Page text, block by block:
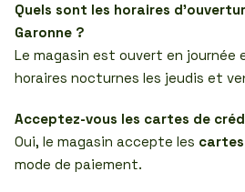
Quels sont les horaires
Garonne ?
Le magasin est ouvert en journée
horaires nocturnes les jeudis et
Acceptez-vous les cartes de
Oui, le magasin accepte les
mode de paiement.